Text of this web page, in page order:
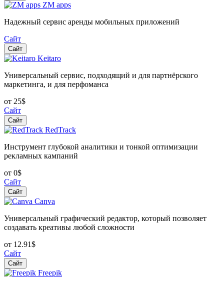
ZM apps
Надежный сервис аренды мобильных приложений
Сайт
Сайт
Keitaro
Универсальный сервис, подходящий и для партнёрского
маркетинга, и для перфоманса
от 25$
Сайт
Сайт
RedTrack
Инструмент глубокой аналитики и тонкой оптимизации
рекламных кампаний
от 0$
Сайт
Сайт
Canva
Универсальный графический редактор, который позволяет
создавать креативы любой сложности
от 12.91$
Сайт
Сайт
Freepik